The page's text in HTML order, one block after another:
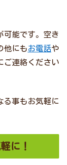
可能です。空き
他にも お電話や
ご連絡ください
る事もお気軽に
に！